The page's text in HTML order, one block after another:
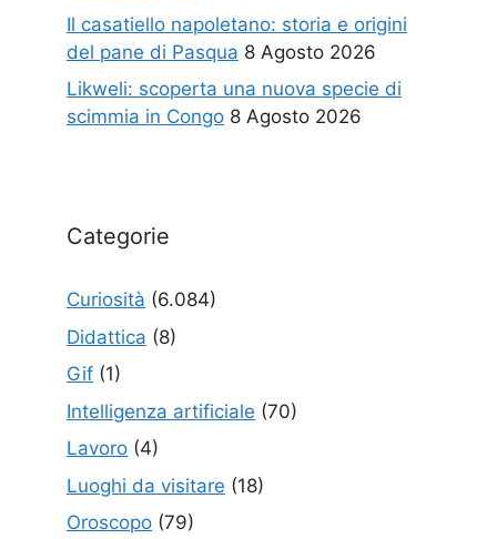
Il casatiello napoletano: storia e origini
del pane di Pasqua 8 Agosto 2026
Likweli: scoperta una nuova specie di
scimmia in Congo 8 Agosto 2026
Categorie
Curiosità (6.084)
Didattica (8)
Gif (1)
Intelligenza artificiale (70)
Lavoro (4)
Luoghi da visitare (18)
Oroscopo (79)